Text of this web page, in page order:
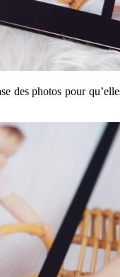
des photos pour